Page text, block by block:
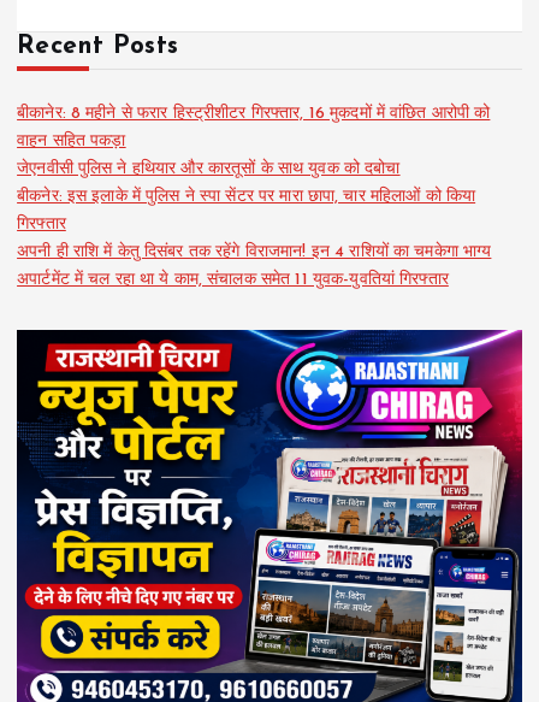
Recent Posts
बीकानेर: 8 महीने से फरार हिस्ट्रीशीटर गिरफ्तार, 16 मुकदमों में वांछित आरोपी को
वाहन सहित पकड़ा
जेएनवीसी पुलिस ने हथियार और कारतूसों के साथ युवक को दबोचा
बीकनेर: इस इलाके में पुलिस ने स्पा सेंटर पर मारा छापा, चार महिलाओं को किया
गिरफ्तार
अपनी ही राशि में केतु दिसंबर तक रहेंगे विराजमान! इन 4 राशियों का चमकेगा भाग्य
अपार्टमेंट में चल रहा था ये काम, संचालक समेत 11 युवक-युवतियां गिरफ्तार